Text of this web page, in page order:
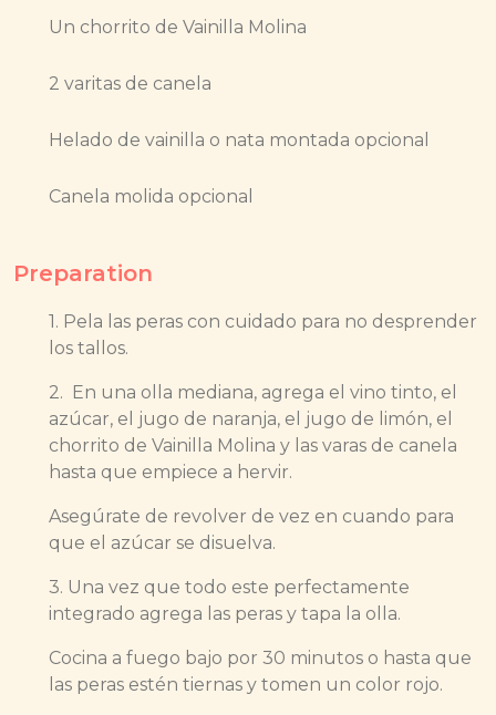
Un chorrito de Vainilla Molina
2 varitas de canela
Helado de vainilla o nata montada opcional
Canela molida opcional
Preparation
1. Pela las peras con cuidado para no desprender
los tallos.
2. En una olla mediana, agrega el vino tinto, el
azúcar, el jugo de naranja, el jugo de limón, el
chorrito de Vainilla Molina y las varas de canela
hasta que empiece a hervir.
Asegúrate de revolver de vez en cuando para
que el azúcar se disuelva.
3. Una vez que todo este perfectamente
integrado agrega las peras y tapa la olla.
Cocina a fuego bajo por 30 minutos o hasta que
las peras estén tiernas y tomen un color rojo.